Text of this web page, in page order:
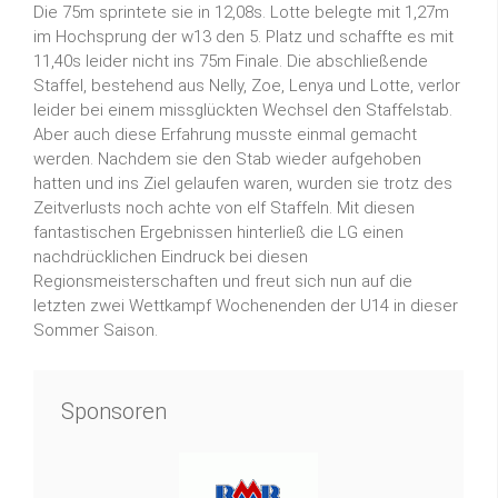
Die 75m sprintete sie in 12,08s. Lotte belegte mit 1,27m
im Hochsprung der w13 den 5. Platz und schaffte es mit
11,40s leider nicht ins 75m Finale. Die abschließende
Staffel, bestehend aus Nelly, Zoe, Lenya und Lotte, verlor
leider bei einem missglückten Wechsel den Staffelstab.
Aber auch diese Erfahrung musste einmal gemacht
werden. Nachdem sie den Stab wieder aufgehoben
hatten und ins Ziel gelaufen waren, wurden sie trotz des
Zeitverlusts noch achte von elf Staffeln. Mit diesen
fantastischen Ergebnissen hinterließ die LG einen
nachdrücklichen Eindruck bei diesen
Regionsmeisterschaften und freut sich nun auf die
letzten zwei Wettkampf Wochenenden der U14 in dieser
Sommer Saison.
Sponsoren